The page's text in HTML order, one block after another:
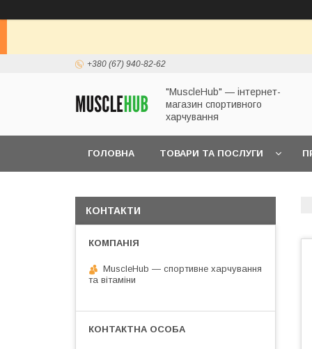
+380 (67) 940-82-62
"MuscleHub" — інтернет-
магазин спортивного
харчування
ГОЛОВНА ТОВАРИ ТА ПОСЛУГИ
КОНТАКТИ
MuscleHub — спортивне харчування
та вітаміни